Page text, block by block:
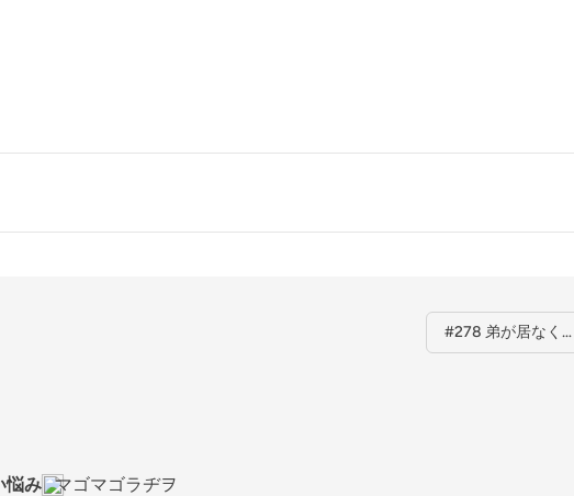
#278 弟が居なく…
悩み マゴマゴラヂヲ